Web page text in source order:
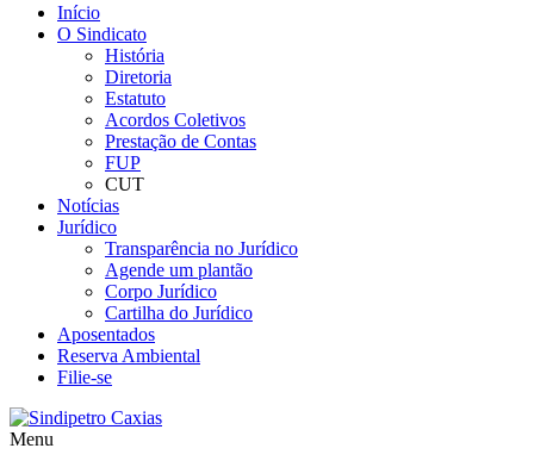
Início
O Sindicato
História
Diretoria
Estatuto
Acordos Coletivos
Prestação de Contas
FUP
CUT
Notícias
Jurídico
Transparência no Jurídico
Agende um plantão
Corpo Jurídico
Cartilha do Jurídico
Aposentados
Reserva Ambiental
Filie-se
Menu